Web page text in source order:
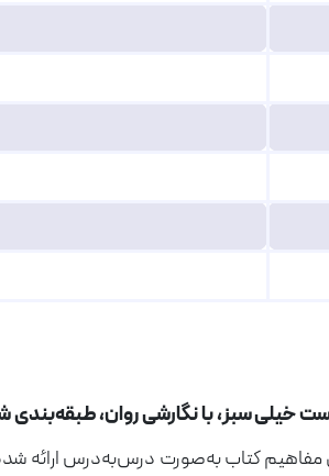
سبز، با نگارشی روان، طبقه‌بندی
کتاب به‌صورت درس‌به‌درس ارائه